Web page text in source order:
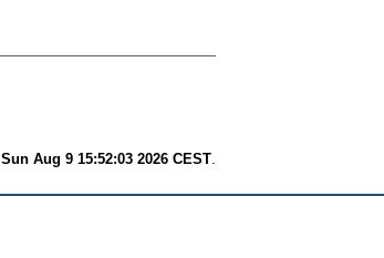
Sun Aug 9 15:52:03 2026 CEST.